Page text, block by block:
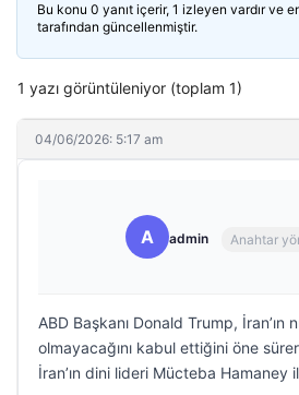
Bu konu 0 yanıt içerir, 1 izleyen vardır ve
tarafından güncellenmiştir.
1 yazı görüntüleniyor (toplam 1)
04/06/2026: 5:17 am
A admin Anahtar
ABD Başkanı Donald Trump, İran’ın
olmayacağını kabul ettiğini öne
İran’ın dini lideri Mücteba Hamaney